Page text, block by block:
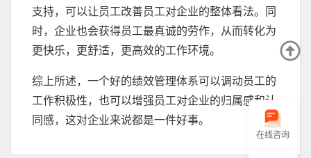
支持，可以让员工改善员工对企业的整体看法。同
时，企业也会获得员工最真诚的劳作，从而转化为
更快乐，更舒适，更高效的工作环境。
综上所述，一个好的绩效管理体系可以调动员工的
工作积极性，也可以增强员工对企业的归属感和认
同感，这对企业来说都是一件好事。
在线咨询